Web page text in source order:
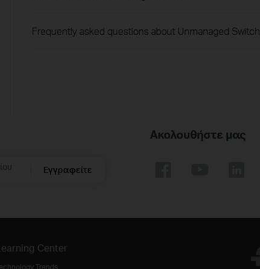
Frequently asked questions about Unmanaged Switch
Εγγραφείτε
Ακολουθήστε μας
Center
Trends